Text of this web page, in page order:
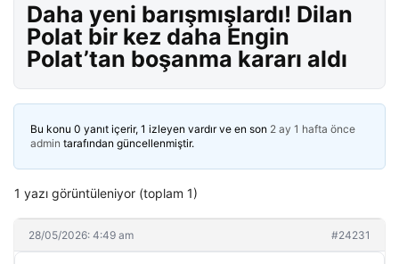
Daha yeni barışmışlardı! Dilan
Polat bir kez daha Engin
Polat’tan boşanma kararı aldı
Bu konu 0 yanıt içerir, 1 izleyen vardır ve en son 2 ay 1 hafta önce
admin tarafından güncellenmiştir.
1 yazı görüntüleniyor (toplam 1)
28/05/2026: 4:49 am #24231